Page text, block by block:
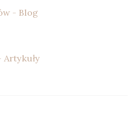
- Blog